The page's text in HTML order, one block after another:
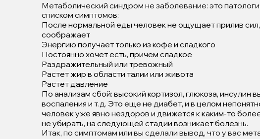
Метаболический синдром не заболевание: это
списком симптомов:
После нормальной еды человек не ощущает прилив сил,
соображает
Энергию получает только из кофе и сладкого
Постоянно хочет есть, причем сладкое
Раздражительный или тревожный
Растет жир в области талии или живота
Растет давление
По анализам сбой: высокий кортизол, глюкоза, инсулин
воспаления и т.д. Это еще не диабет, и в целом
человек уже явно нездоров и движется к каким-то
не убирать, на следующей стадии возникает болезнь.
Итак, по симптомам или вы сделали вывод, что у вас